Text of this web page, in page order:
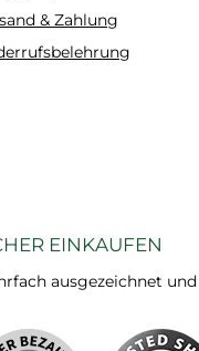
& Zahlung
EINKAUFEN
ausgezeichnet